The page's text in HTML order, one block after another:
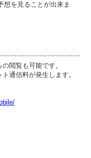
を見ることが出来ま
閲覧も可能です。
通信料が発生します。